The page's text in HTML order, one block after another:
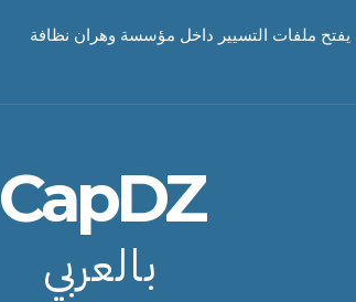
ملفات التسيير داخل مؤسسة وهران نظافة
CapDZ
بالعربي